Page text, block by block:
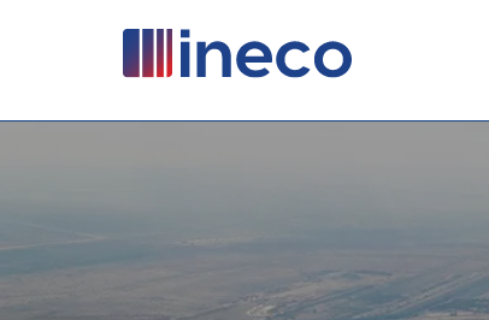
Pasar al contenido principal